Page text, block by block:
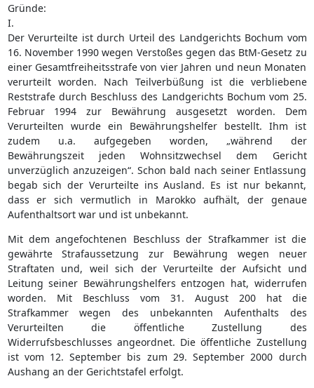
Gründe:
I.
Der Verurteilte ist durch Urteil des Landgerichts Bochum vom
16. November 1990 wegen Verstoßes gegen das BtM-Gesetz zu
einer Gesamtfreiheitsstrafe von vier Jahren und neun Monaten
verurteilt worden. Nach Teilverbüßung ist die verbliebene
Reststrafe durch Beschluss des Landgerichts Bochum vom 25.
Februar 1994 zur Bewährung ausgesetzt worden. Dem
Verurteilten wurde ein Bewährungshelfer bestellt. Ihm ist
zudem u.a. aufgegeben worden, „während der
Bewährungszeit jeden Wohnsitzwechsel dem Gericht
unverzüglich anzuzeigen“. Schon bald nach seiner Entlassung
begab sich der Verurteilte ins Ausland. Es ist nur bekannt,
dass er sich vermutlich in Marokko aufhält, der genaue
Aufenthaltsort war und ist unbekannt.
Mit dem angefochtenen Beschluss der Strafkammer ist die
gewährte Strafaussetzung zur Bewährung wegen neuer
Straftaten und, weil sich der Verurteilte der Aufsicht und
Leitung seiner Bewährungshelfers entzogen hat, widerrufen
worden. Mit Beschluss vom 31. August 200 hat die
Strafkammer wegen des unbekannten Aufenthalts des
Verurteilten die öffentliche Zustellung des
Widerrufsbeschlusses angeordnet. Die öffentliche Zustellung
ist vom 12. September bis zum 29. September 2000 durch
Aushang an der Gerichtstafel erfolgt.